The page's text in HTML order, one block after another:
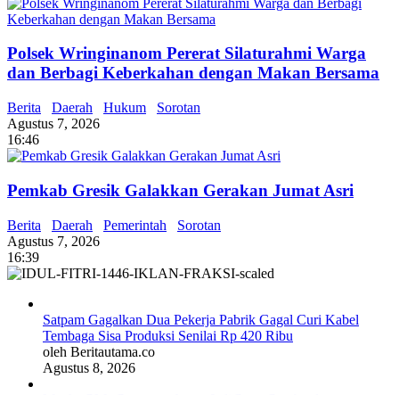
Polsek Wringinanom Pererat Silaturahmi Warga
dan Berbagi Keberkahan dengan Makan Bersama
Berita Daerah Hukum
Sorotan
Agustus 7, 2026
16:46
Pemkab Gresik Galakkan Gerakan Jumat Asri
Berita Daerah Pemerintah
Sorotan
Agustus 7, 2026
16:39
Satpam Gagalkan Dua Pekerja Pabrik Gagal Curi Kabel
Tembaga Sisa Produksi Senilai Rp 420 Ribu
oleh Beritautama.co
Agustus 8, 2026